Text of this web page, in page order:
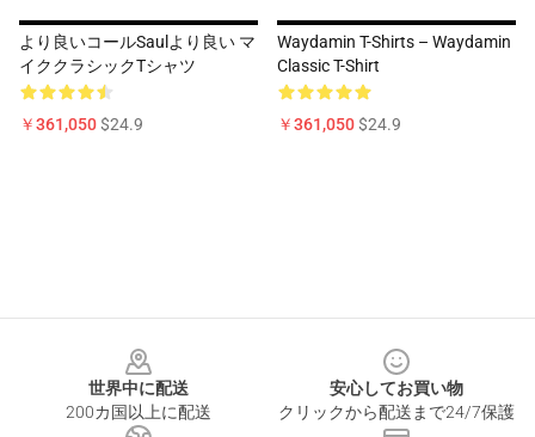
より良いコールSaulより良い マ
イククラシックTシャツ
￥361,050$24.9
Waydamin T-Shirts – Waydamin
Classic T-Shirt
￥361,050$24.9
世界中に配送
200カ国以上に配送
安心してお買い物
クリックから配送まで24/7保護